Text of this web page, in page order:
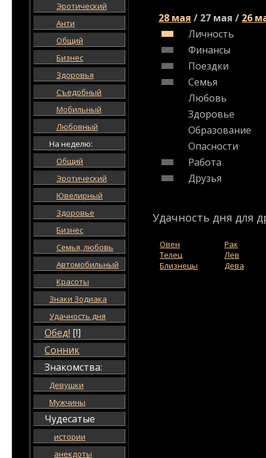
Эротический
Анти
Общий
Бизнес
Здоровья
Съедобный
Мобильный
Любовный
На неделю:
Общий
Эротический
Ювелирный
Здоровье
Бизнес
Семья, любовь
Автомобильный
Красоты
Знаки Зодиака
Удачность дня
Обед! [!]
Сонник
Знакомства:
Девушки
Мужчины
Чудесатые
истории
анекдоты
28 мая / 27 мая / 26
Личность
Финансы
Поездки
Семья
Любовь
Здоровье
Образование
Опасности
Работа
Друзья
Удачность дня для
Овен
Телец
Близнецы
Рак
Лев
Дева